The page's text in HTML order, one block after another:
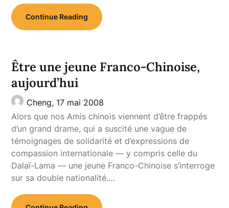
Continue Reading
Être une jeune Franco-Chinoise,
aujourd’hui
Cheng, 17 mai 2008
Alors que nos Amis chinois viennent d’être frappés
d’un grand drame, qui a suscité une vague de
témoignages de solidarité et d’expressions de
compassion internationale — y compris celle du
Dalaï-Lama — une jeune Franco-Chinoise s’interroge
sur sa double nationalité.…